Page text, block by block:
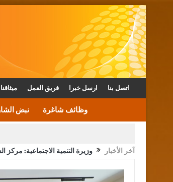
ميثاقنا فريق العمل ارسل خبرا اتصل بنا
نبض وظائف شاغرة
الأمن يتلف 16 مليون حبة كبتاجون و1480 كغم مواد مخدرة
القاضي
آخر الأخبار وزيرة التنمية الاجتماعية: